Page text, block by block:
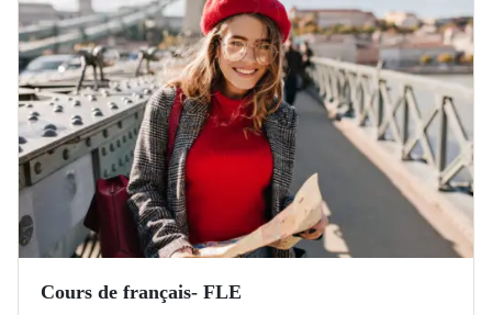
Cours de français- FLE